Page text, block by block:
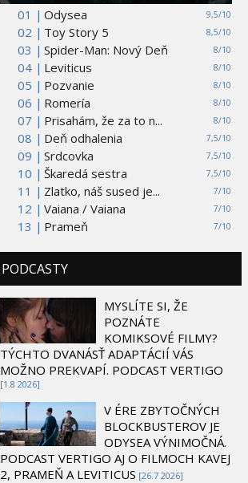
01 | 9,5/10
Odysea
02 |
8,5/10
Toy Story 5
03 |
8/10
Spider-Man: Nový Deň
04 |
8/10
Leviticus
05 |
8/10
Pozvanie
06 |
8/10
Romería
07 |
8/10
Prisahám, že za to n...
08 |
7,5/10
Deň odhalenia
09 |
7,5/10
Srdcovka
10 |
7,5/10
Škaredá sestra
11 |
7/10
Zlatko, náš sused je...
12 |
7/10
Vaiana / Vaiana
13 |
7/10
Prameň
PODCASTY
MYSLÍTE SI, ŽE
POZNÁTE
KOMIKSOVÉ FILMY?
TÝCHTO DVANÁSŤ ADAPTÁCIÍ VÁS
MOŽNO PREKVAPÍ. PODCAST VERTIGO
[1.8 2026]
V ÉRE ZBYTOČNÝCH
BLOCKBUSTEROV JE
ODYSEA VÝNIMOČNÁ.
PODCAST VERTIGO AJ O FILMOCH KAVEJ
2, PRAMEŇ A LEVITICUS [26.7 2026]